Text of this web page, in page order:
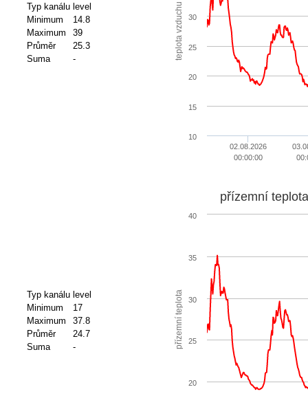
Typ kanálu level
Minimum
14.8
Maximum
39
Průměr
25.3
Suma
- teplota vzduchu
02.08.2026
00:00:00
10
15
20
25
30
Typ kanálu level
Minimum
17
Maximum
37.8
Průměr
24.7
Suma
- přízemní teplota
přízemní
20
25
30
35
40